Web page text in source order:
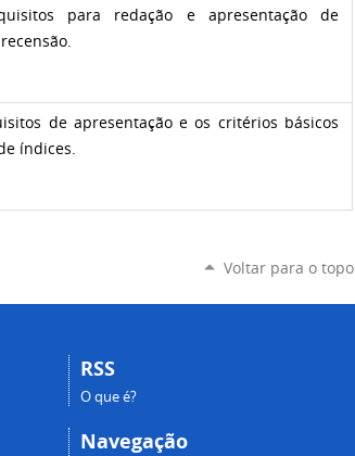
para redação e apresentação de
de apresentação e os critérios básicos
índices.
Voltar para o topo
RSS
O que é?
Navegação